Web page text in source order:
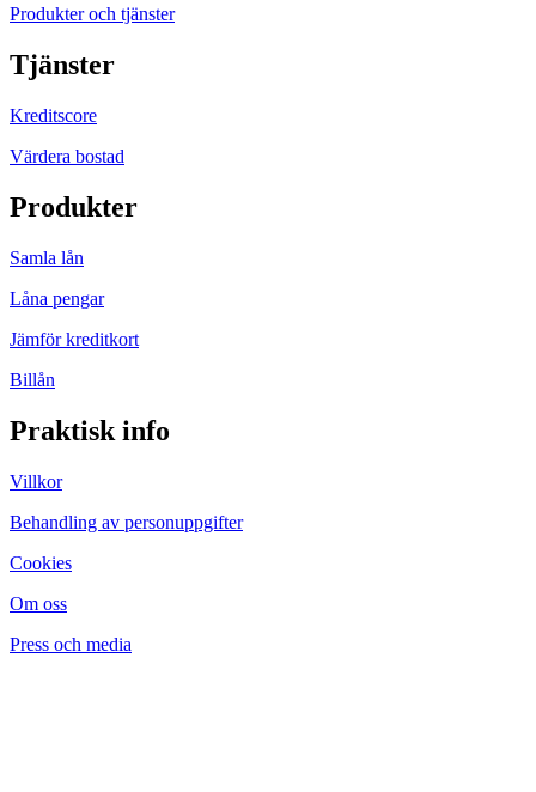
Produkter och tjänster
Tjänster
Kreditscore
Värdera bostad
Produkter
Samla lån
Låna pengar
Jämför kreditkort
Billån
Praktisk info
Villkor
Behandling av personuppgifter
Cookies
Om oss
Press och media